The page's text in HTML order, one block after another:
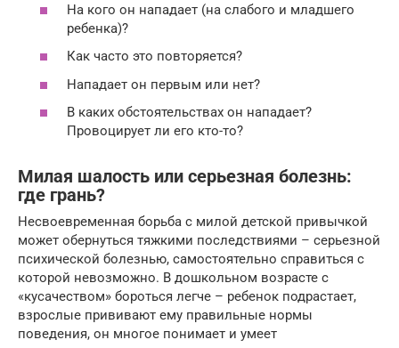
На кого он нападает (на слабого и младшего
ребенка)?
Как часто это повторяется?
Нападает он первым или нет?
В каких обстоятельствах он нападает?
Провоцирует ли его кто-то?
Милая шалость или серьезная болезнь:
где грань?
Несвоевременная борьба с милой детской привычкой
может обернуться тяжкими последствиями – серьезной
психической болезнью, самостоятельно справиться с
которой невозможно. В дошкольном возрасте с
«кусачеством» бороться легче – ребенок подрастает,
взрослые прививают ему правильные нормы
поведения, он многое понимает и умеет